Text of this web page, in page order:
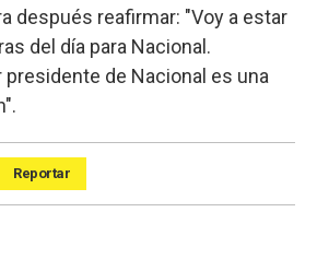
después reafirmar: "Voy a estar
del día para Nacional.
de Nacional es una
Reportar